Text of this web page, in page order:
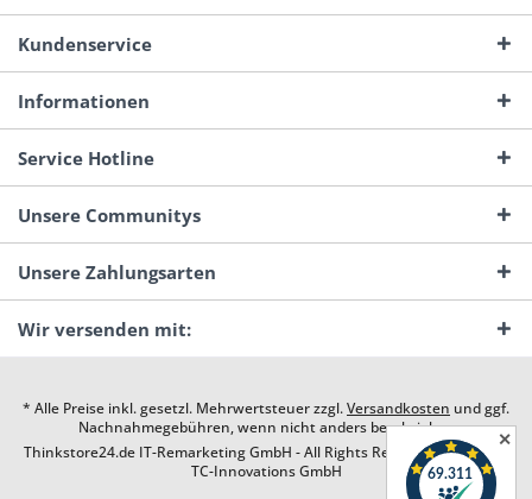
Kundenservice
Informationen
Service Hotline
Unsere Communitys
Unsere Zahlungsarten
Wir versenden mit:
* Alle Preise inkl. gesetzl. Mehrwertsteuer zzgl.Versandkosten und ggf.
Nachnahmegebühren, wenn nicht anders beschrieben
Thinkstore24.de IT-Remarketing GmbH - All Rights Reserved. Design by
TC-Innovations GmbH
✕